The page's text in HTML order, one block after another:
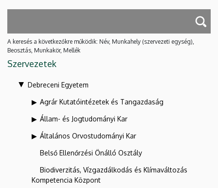
A keresés a következőkre működik: Név, Munkahely (szervezeti egység),
Beosztás, Munkakör, Mellék
Szervezetek
Debreceni Egyetem
Agrár Kutatóintézetek és Tangazdaság
Állam- és Jogtudományi Kar
Általános Orvostudományi Kar
Belső Ellenőrzési Önálló Osztály
Biodiverzitás, Vízgazdálkodás és Klímaváltozás
Kompetencia Központ